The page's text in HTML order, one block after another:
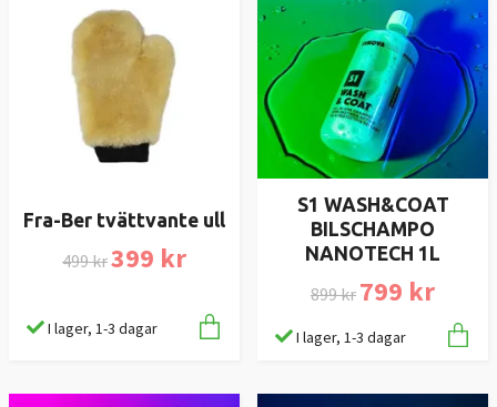
Fra-Ber tvättvante ull
499 kr399 kr
I lager, 1-3 dagar
S1 WASH&COAT
BILSCHAMPO
NANOTECH 1L
899 kr 799 kr
I lager, 1-3 dagar